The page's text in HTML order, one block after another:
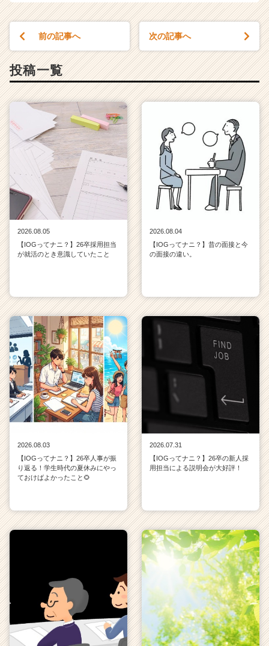
前の記事へ 次の記事へ
投稿一覧
2026.08.05
【IOGってナニ？】26卒採用担当
が就活のとき意識していたこと
2026.08.04
【IOGってナニ？】昔の面接と今
の面接の違い。
2026.08.03
【IOGってナニ？】26卒人事が振
り返る！学生時代の夏休みにやっ
ておけばよかったこと🌻
2026.07.31
【IOGってナニ？】26卒の新人採
用担当による説明会が大好評！